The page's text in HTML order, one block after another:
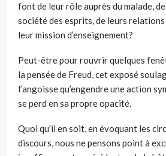
font de leur rôle auprès du malade,
société des esprits, de leurs
leur mission d’enseignement?
Peut-être pour rouvrir quelques
la pensée de Freud, cet exposé
l’angoisse qu’engendre une action
se perd en sa propre opacité.
Quoi qu’il en soit, en évoquant les
discours, nous ne pensons point à